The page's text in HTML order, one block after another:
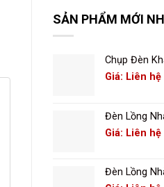
SẢN PHẨM MỚI
Chụp Đèn
Giá: Liên hệ
Đèn Lồng
Giá: Liên hệ
Đèn Lồng